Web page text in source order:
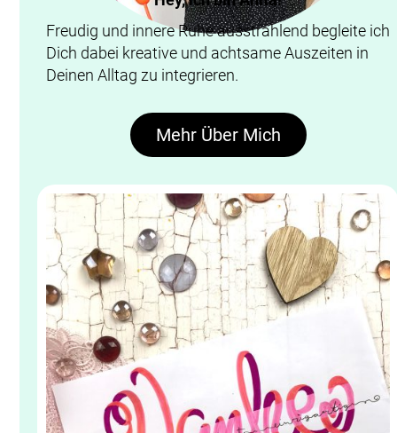
Freudig und innere Ruhe ausstrahlend begleite ich
Dich dabei kreative und achtsame Auszeiten in
Deinen Alltag zu integrieren.
Mehr Über Mich